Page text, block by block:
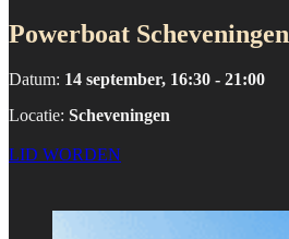
Powerboat Scheveningen
Datum: 14 september, 16:30 - 21:00
Locatie: Scheveningen
LID WORDEN